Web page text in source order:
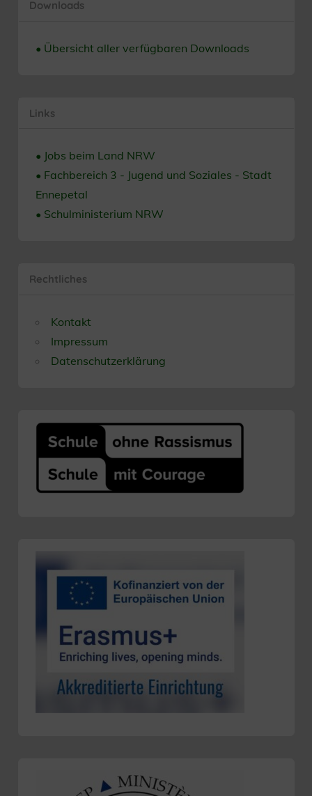
Downloads
• Übersicht aller verfügbaren Downloads
Links
• Jobs beim Land NRW
• Fachbereich 3 - Jugend und Soziales - Stadt
Ennepetal
• Schulministerium NRW
Rechtliches
Kontakt
Impressum
Datenschutzerklärung